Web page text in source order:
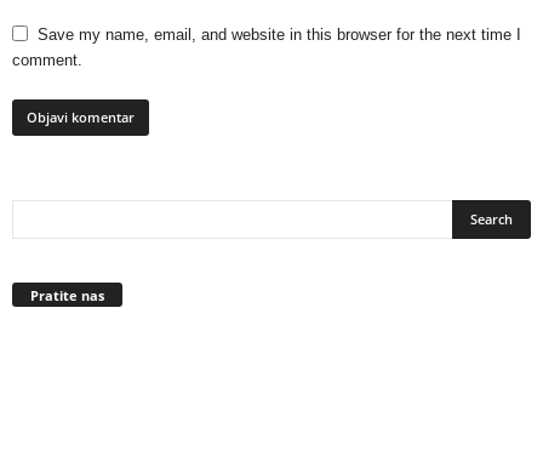
Save my name, email, and website in this browser for the next time I
comment.
Pratite nas